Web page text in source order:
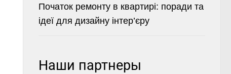
Початок ремонту в квартирі: поради та
ідеї для дизайну інтер’єру
Наши партнеры